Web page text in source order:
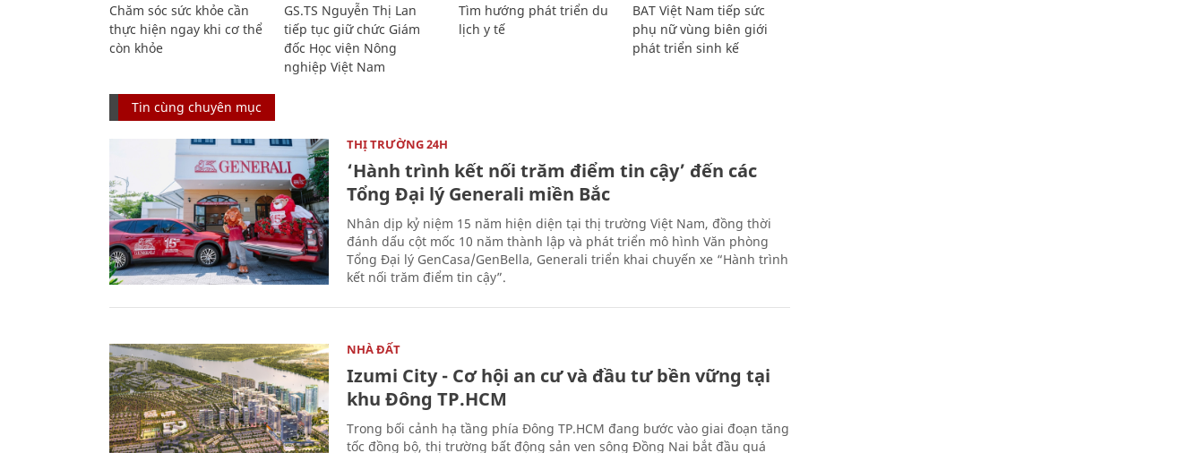
Chăm sóc sức khỏe cần
thực hiện ngay khi cơ thể
còn khỏe
GS.TS Nguyễn Thị Lan
tiếp tục giữ chức Giám
đốc Học viện Nông
nghiệp Việt Nam
Tìm hướng phát triển du
lịch y tế
BAT Việt Nam tiếp sức
phụ nữ vùng biên giới
phát triển sinh kế
Tin cùng chuyên mục
THỊ TRƯỜNG 24H
‘Hành trình kết nối trăm điểm tin cậy’ đến các
Tổng Đại lý Generali miền Bắc
Nhân dịp kỷ niệm 15 năm hiện diện tại thị trường Việt Nam, đồng thời
đánh dấu cột mốc 10 năm thành lập và phát triển mô hình Văn phòng
Tổng Đại lý GenCasa/GenBella, Generali triển khai chuyến xe “Hành trình
kết nối trăm điểm tin cậy”.
NHÀ ĐẤT
Izumi City - Cơ hội an cư và đầu tư bền vững tại
khu Đông TP.HCM
Trong bối cảnh hạ tầng phía Đông TP.HCM đang bước vào giai đoạn tăng
tốc đồng bộ, thị trường bất động sản ven sông Đồng Nai bắt đầu quá